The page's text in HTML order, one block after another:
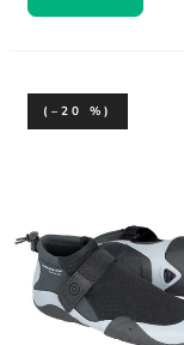
(–20 %)